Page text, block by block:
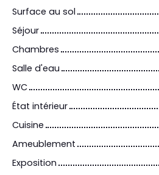
Surface au sol
Séjour
Chambres
Salle d'eau
WC
État intérieur
Cuisine
Ameublement
Exposition